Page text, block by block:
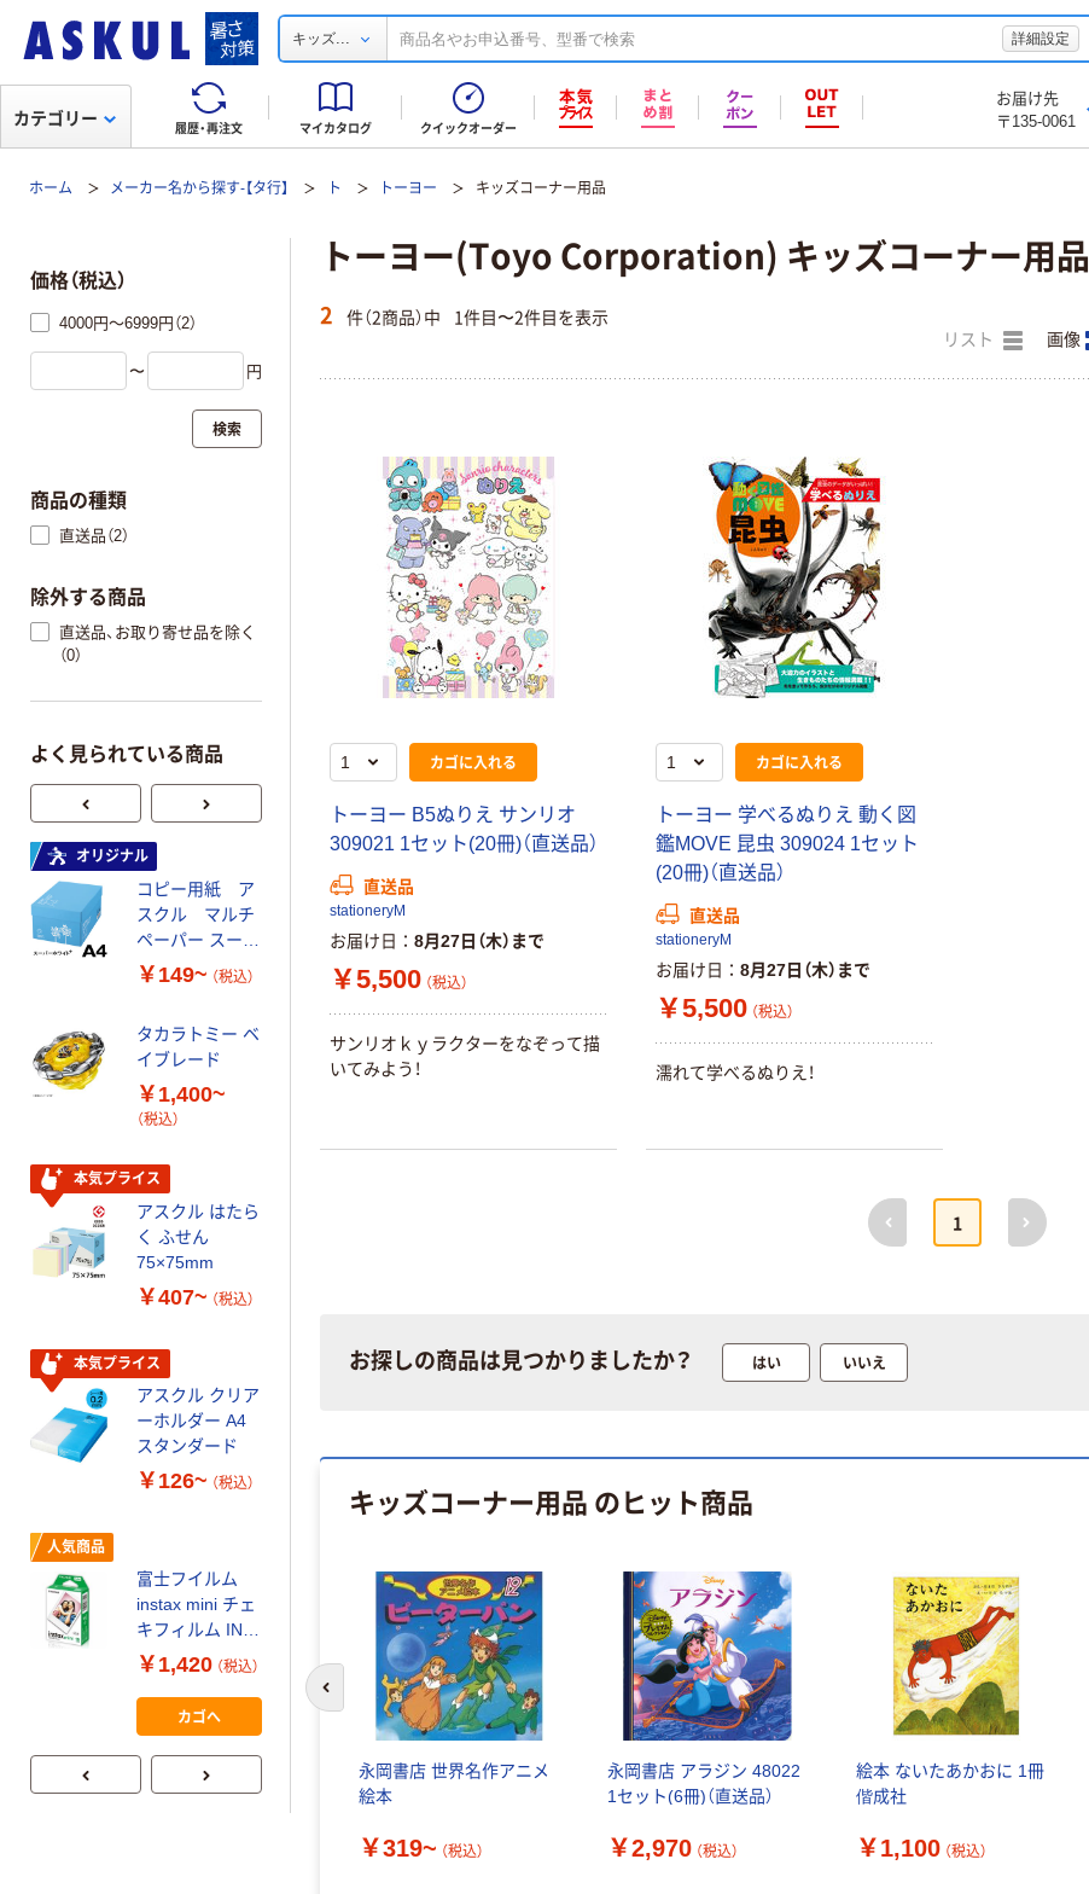
キッズ... 詳細設定
履歴・再注文 マイカタログ クイックオーダー
お届け先
〒135-0061
カテゴリー
ホーム メーカー名から探す-【タ行】 ト トーヨー キッズコーナー用品
トーヨー(Toyo Corporation) キッズコーナー用品
2 件（2商品）中 1件目〜2件目を表示
リスト 画像
カゴに入れる
トーヨー B5ぬりえ サンリオ
309021 1セット(20冊)（直送品）
直送品
stationeryM
お届け日 8月27日（木）まで
￥5,500 （税込）
サンリオｋｙラクターをなぞって描
いてみよう！
カゴに入れる
トーヨー 学べるぬりえ 動く図
鑑MOVE 昆虫 309024 1セット
(20冊)（直送品）
直送品
stationeryM
お届け日 8月27日（木）まで
￥5,500 （税込）
濡れて学べるぬりえ！
前へ
1
次へ
お探しの商品は見つかりましたか？ はい いいえ
キッズコーナー用品 のヒット商品
永岡書店 世界名作アニメ
絵本
￥319~ （税込）
永岡書店 アラジン 48022
1セット(6冊)（直送品）
￥2,970 （税込）
絵本 ないたあかおに 1冊
偕成社
￥1,100 （税込）
前のスライドへ
価格（税込）
4000円～6999円（2）
〜 円
検索
商品の種類
直送品（2）
除外する商品
直送品、お取り寄せ品を除く
（0）
よく見られている商品
オリジナル
コピー用紙 ア
スクル マルチ
ペーパー スーパ
ーホワイト+
￥149~ （税込）
タカラトミー ベ
イブレード
￥1,400~
（税込）
本気プライス
アスクル はたら
く ふせん
75×75mm
￥407~ （税込）
本気プライス
アスクル クリア
ーホルダー A4
スタンダード
￥126~ （税込）
人気商品
富士フイルム
instax mini チェ
キフィルム INS
MINI JP1 1パッ
ク（10枚入り）
￥1,420 （税込）
カゴへ
ゴミ袋 エコノミ
ータイプ 乳白半
透明 高密度タイ
オマス素材10％
配合
￥616~
オリジナル
乾電池 単3
ケージ アスク
￥140~
コンパクト ビ
ルチペーパー
スーパーエコノ
ミー+
本気プライス
アスクル はたら
く ふせん
50×15mm
￥386~ （税込）
本気プライス
【ガムテープ】ア
スクル 現場のチ
カラ 厚さ
0.22mm 布テー
￥145~ （税込）
本気プライス
トイレットペー
100% 6ロール
￥460~
ルオリジナル
￥140~ （税込）
ナル ラミネー
トフィルム A4
サイズ
本気プライス
ペーパータオル
中判 再生紙
100％ 200枚
FSC認証 シング
ル 大王製紙共同
￥149~ （税込）
オリジナル
オリジナル
￥528~
オリジナル
ープ 大巻
大塚製薬工場
経口補水液 オー
エスワン（OS-1）
￥159~ （税込）